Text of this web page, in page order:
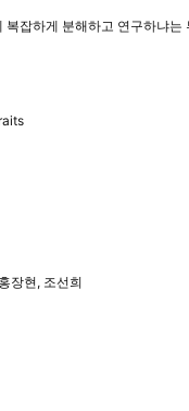
잡하게 분해하고 연구하냐는
장현, 조선희